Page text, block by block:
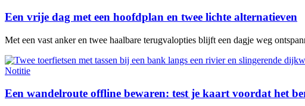
Een vrije dag met een hoofdplan en twee lichte alternatieven
Met een vast anker en twee haalbare terugvalopties blijft een dagje weg
Notitie
Een wandelroute offline bewaren: test je kaart voordat het